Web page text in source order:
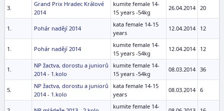
3.
Grand Prix Hradec Králové
2014
kumite female 14-
15 years -54kg
26.04.2014 20
1. Pohár nadějí 2014
kata female 14-15
years
12.04.2014 12
1. Pohár nadějí 2014
kumite female 14-
15 years -54kg
12.04.2014 12
1.
NP žactva, dorostu a juniorů
2014 - 1.kolo
kumite female 14-
15 years -54kg
08.03.2014 36
5.
NP žactva, dorostu a juniorů
2014 - 1.kolo
kata female 14-15
years
08.03.2014 6
kumite female 14-